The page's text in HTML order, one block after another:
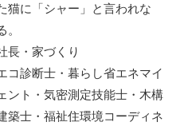
に「シャー」と言われな
・家づくり
診断士・暮らし省エネマイ
ント・気密測定技能士・木構
築士・福祉住環境コーディネ